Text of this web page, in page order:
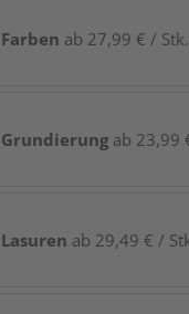
Farben ab 27,99 € / Stk.
Grundierung ab 23,99
Lasuren ab 29,49 € /